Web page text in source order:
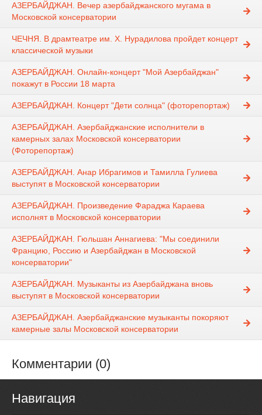
АЗЕРБАЙДЖАН. Вечер азербайджанского мугама в
Московской консерватории
ЧЕЧНЯ. В драмтеатре им. Х. Нурадилова пройдет концерт
классической музыки
АЗЕРБАЙДЖАН. Онлайн-концерт "Мой Азербайджан"
покажут в России 18 марта
АЗЕРБАЙДЖАН. Концерт "Дети солнца" (фоторепортаж)
АЗЕРБАЙДЖАН. Азербайджанские исполнители в
камерных залах Московской консерватории
(Фоторепортаж)
АЗЕРБАЙДЖАН. Анар Ибрагимов и Тамилла Гулиева
выступят в Московской консерватории
АЗЕРБАЙДЖАН. Произведение Фараджа Караева
исполнят в Московской консерватории
АЗЕРБАЙДЖАН. Гюльшан Аннагиева: "Мы соединили
Францию, Россию и Азербайджан в Московской
консерватории"
АЗЕРБАЙДЖАН. Музыканты из Азербайджана вновь
выступят в Московской консерватории
АЗЕРБАЙДЖАН. Азербайджанские музыканты покоряют
камерные залы Московской консерватории
Комментарии (0)
Навигация